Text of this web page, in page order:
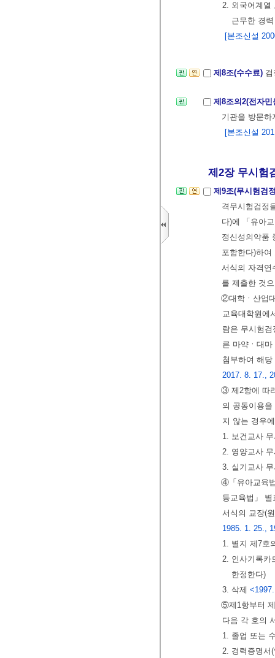
2. 외국어계열
근무한 경력
[본조신설
제8조(수수료)
제8조의2(전자
기관을 방문
[본조신설
제2장 무시험
제9조(무시험검
격무시험검정
다)에 「유아
정신성의약품
포함한다)하
서식의 자격연
를 제출한 것
②대학ㆍ산업
교육대학원에
람은 무시험
른 마약ㆍ대
첨부하여 해
2017. 8. 17.,
③ 제2항에 따
의 공동이용
지 않는 경우
1. 보건교사
2. 영양교사
3. 실기교사
④「유아교육
등교육법」
서식의 교장(
1985. 1. 25.,
1. 별지 제7호
2. 인사기록카
한정한다)
3. 삭제
⑤제1항부터
다음 각 호의
1. 졸업 또는
2. 경력증명서